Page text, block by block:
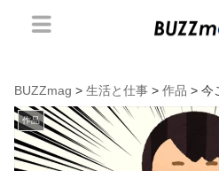
BUZZmag > 生活と仕事 > 作品 > 今
作品